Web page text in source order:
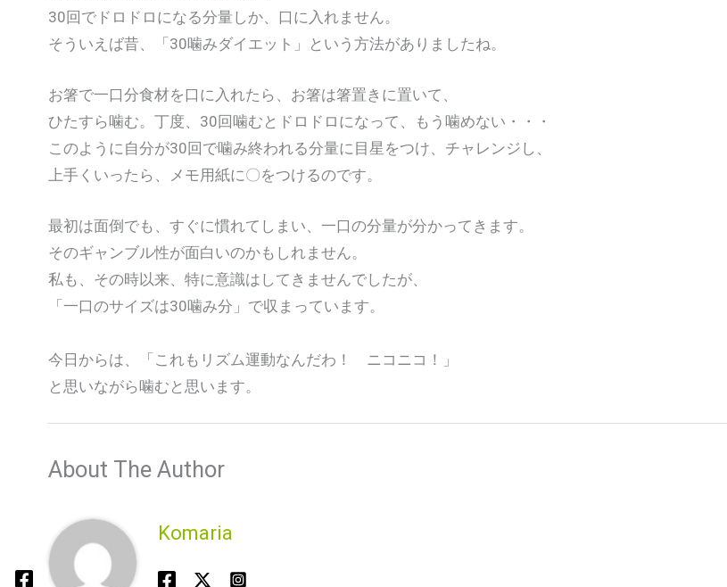
30回でドロドロになる分量しか、口に入れません。
そういえば昔、「30噛みダイエット」という方法がありましたね。
お箸で一口分食材を口に入れたら、お箸は箸置きに置いて、
ひたすら噛む。丁度、30回噛むとドロドロになって、もう噛めない・・・
このように自分が30回で噛み終われる分量に目星をつけ、チャレンジし、
上手くいったら、メモ用紙に〇をつけるのです。
最初は面倒でも、すぐに慣れてしまい、一口の分量が分かってきます。
そのギャンブル性が面白いのかもしれません。
私も、その時以来、特に意識はしてきませんでしたが、
「一口のサイズは30噛み分」で収まっています。
今日からは、「これもリズム運動なんだわ！ ニコニコ！」
と思いながら噛むと思います。
About The Author
Komaria